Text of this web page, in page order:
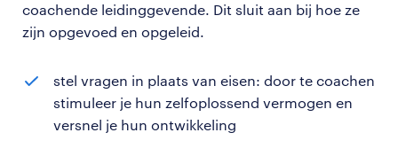
coachende leidinggevende. Dit sluit aan bij hoe ze
zijn opgevoed en opgeleid.
stel vragen in plaats van eisen: door te coachen
stimuleer je hun zelfoplossend vermogen en
versnel je hun ontwikkeling